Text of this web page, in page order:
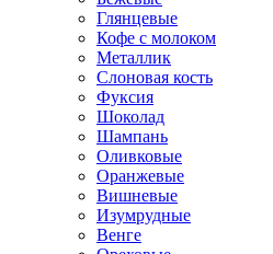
Глянцевые
Кофе с молоком
Металлик
Слоновая кость
Фуксия
Шоколад
Шампань
Оливковые
Оранжевые
Вишневые
Изумрудные
Венге